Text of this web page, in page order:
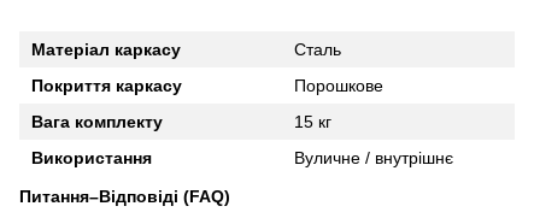
Матеріал каркасу
Сталь
Покриття каркасу
Порошкове
Вага комплекту
15 кг
Використання
Вуличне / внутрішнє
Питання–Відповіді (FAQ)